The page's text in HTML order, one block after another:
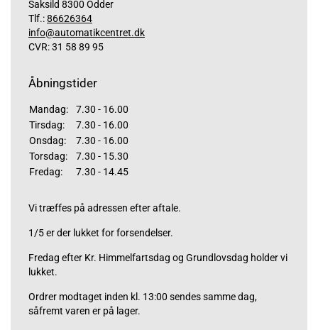
Saksild 8300 Odder
Tlf.:86626364
info@automatikcentret.dk
CVR: 31 58 89 95
Åbningstider
Mandag:
7.30 - 16.00
Tirsdag:
7.30 - 16.00
Onsdag:
7.30 - 16.00
Torsdag:
7.30 - 15.30
Fredag:
7.30 - 14.45
Vi træffes på adressen efter aftale.
1/5 er der lukket for forsendelser.
Fredag efter Kr. Himmelfartsdag og Grundlovsdag holder vi
lukket.
Ordrer modtaget inden kl. 13:00 sendes samme dag,
såfremt varen er på lager.